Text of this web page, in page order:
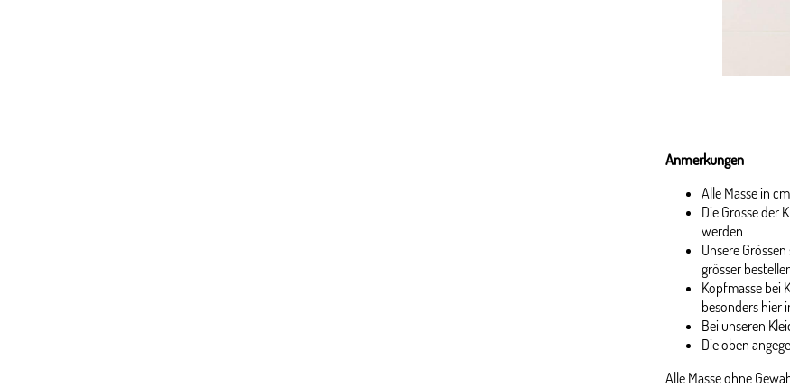
Anmerkungen
Alle Masse in cm
Die Grösse der
werden
Unsere
grösser
Kopfmasse bei
besonders hier
Bei unseren
Die oben
Alle Masse ohne